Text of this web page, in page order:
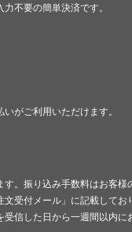
不要の簡単決済です。
がご利用いただけます。
。振り込み手数料はお客様
受付メール」に記載してお
受信した日から一週間以内に